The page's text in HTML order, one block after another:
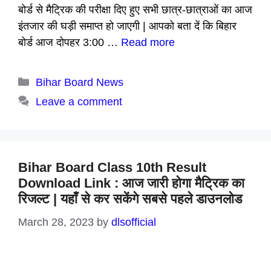
बोर्ड से मैट्रिक की परीक्षा दिए हुए सभी छात्र-छात्राओं का आज
इंतजार की घड़ी समाप्त हो जाएगी | आपको बता दें कि बिहार
बोर्ड आज दोपहर 3:00 … Read more
Categories
Bihar Board News
Leave a comment
Bihar Board Class 10th Result
Download Link : आज जारी होगा मैट्रिक का
रिजल्ट | यहाँ से कर सकेंगे सबसे पहले डाउनलोड
March 28, 2023 by dlsofficial